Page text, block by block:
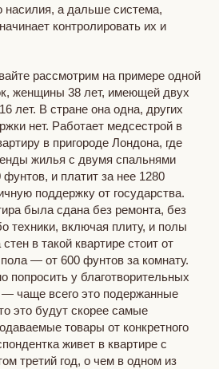
насилия, а дальше система,
контролировать их и
рассмотрим на примере одной
женщины 38 лет, имеющей двух
лет. В стране она одна, других
нет. Работает медсестрой в
в пригороде Лондона, где
жилья с двумя спальнями
и платит за нее 1280
поддержку от государства.
была сдана без ремонта, без
техники, включая плиту, и полы
в такой квартире стоит от
— от 600 фунтов за комнату.
попросить у благотворительных
чаще всего это подержанные
это будут скорее самые
товары от конкретного
живет в квартире с
третий год, о чем в одном из